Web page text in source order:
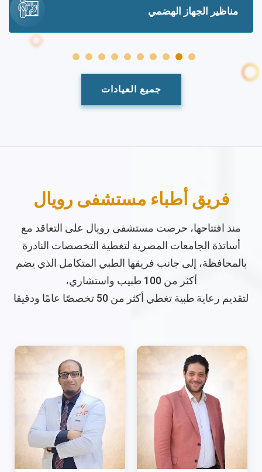
مناظير الجهاز الهضمي
جميع العيادات
فريق أطباء مستشفى رويال
منذ افتتاحها، حرصت مستشفى رويال على التعاقد مع
أساتذة الجامعات المصرية لتغطية التخصصات النادرة
بالمحافظة، إلى جانب فريقها الطبي المتكامل الذي يضم
أكثر من 100 طبيب واستشاري،
لتقديم رعاية طبية تغطي أكثر من 50 تخصصًا عامًا ودقيقا